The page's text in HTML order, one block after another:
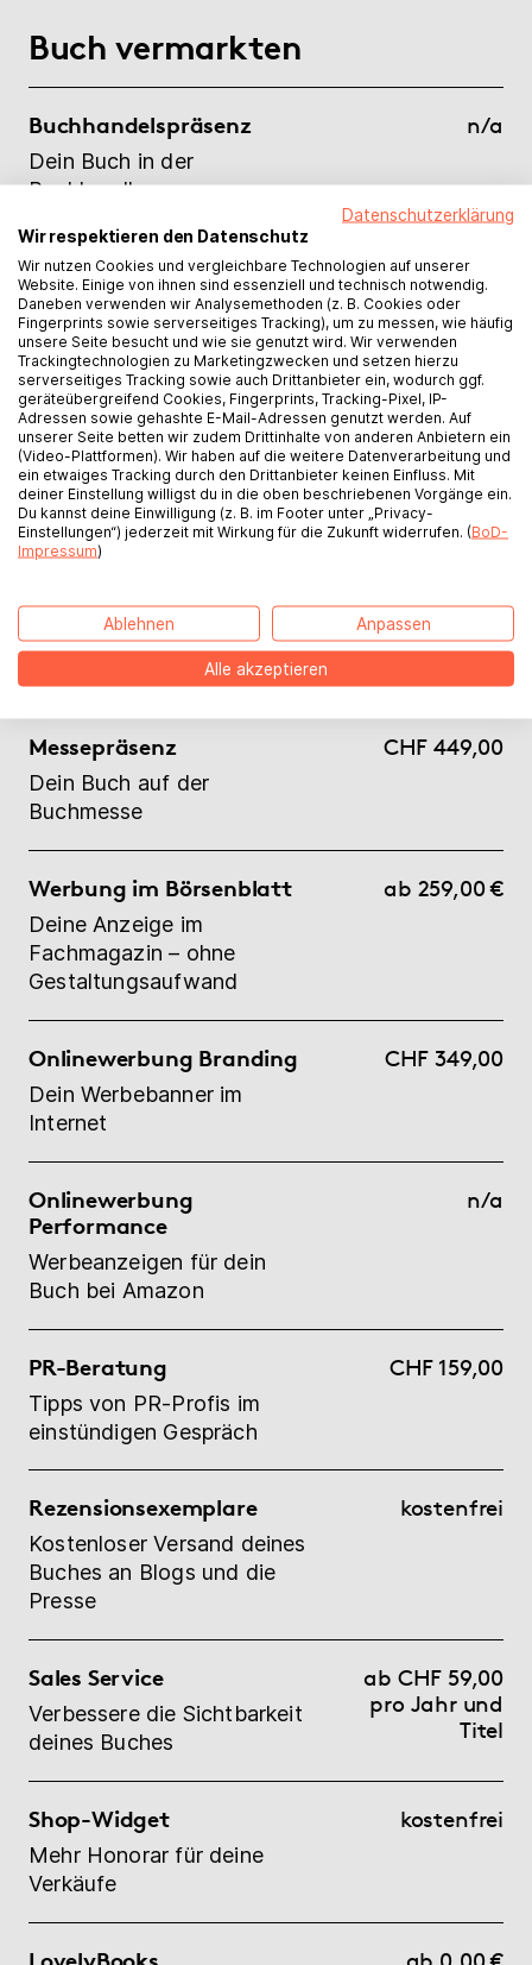
Buch vermarkten
Buchhandelspräsenz
Dein Buch in der
Buchhandlung
n/a
Kostenloses E-Book
Dein Buch auf allen
wichtigen E-Book-
Plattformen und -Readern
kostenfrei
E-Book-Promotion
Dein E-Book bei XTME und
Buchdeals
ab CHF 0,00
Dein Buch von Profis
eingesprochen und
je Stunde
Messepräsenz
Dein Buch auf der
Buchmesse
CHF 449,00
Werbung im Börsenblatt
Deine Anzeige im
Fachmagazin – ohne
Gestaltungsaufwand
ab 259,00 €
Onlinewerbung Branding
Dein Werbebanner im
Internet
CHF 349,00
Onlinewerbung
Performance
Werbeanzeigen für dein
Buch bei Amazon
n/a
PR-Beratung
Tipps von PR-Profis im
einstündigen Gespräch
CHF 159,00
Rezensionsexemplare
Kostenloser Versand deines
Buches an Blogs und die
Presse
kostenfrei
Sales Service
Verbessere die Sichtbarkeit
deines Buches
ab CHF 59,00
pro Jahr und
Titel
Shop-Widget
Mehr Honorar für deine
Verkäufe
kostenfrei
Datenschutzerklärung
Wir respektieren den Datenschutz
Wir nutzen Cookies und vergleichbare Technologien auf unserer
Website. Einige von ihnen sind essenziell und technisch notwendig.
Daneben verwenden wir Analysemethoden (z. B. Cookies oder
Fingerprints sowie serverseitiges Tracking), um zu messen, wie häufig
unsere Seite besucht und wie sie genutzt wird. Wir verwenden
Trackingtechnologien zu Marketingzwecken und setzen hierzu
serverseitiges Tracking sowie auch Drittanbieter ein, wodurch ggf.
geräteübergreifend Cookies, Fingerprints, Tracking-Pixel, IP-
Adressen sowie gehashte E-Mail-Adressen genutzt werden. Auf
unserer Seite betten wir zudem Drittinhalte von anderen Anbietern ein
(Video-Plattformen). Wir haben auf die weitere Datenverarbeitung und
ein etwaiges Tracking durch den Drittanbieter keinen Einfluss. Mit
deiner Einstellung willigst du in die oben beschriebenen Vorgänge ein.
Du kannst deine Einwilligung (z. B. im Footer unter „Privacy-
Einstellungen“) jederzeit mit Wirkung für die Zukunft widerrufen. (BoD-
Impressum)
Ablehnen Anpassen
Alle akzeptieren